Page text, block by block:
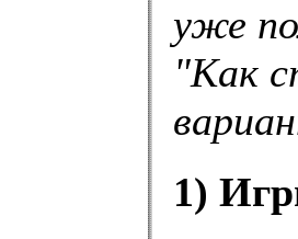
уже
"Как
1)